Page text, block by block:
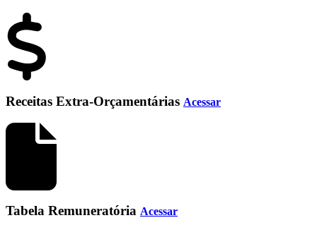
Receitas Extra-Orçamentárias Acessar
Tabela Remuneratória Acessar